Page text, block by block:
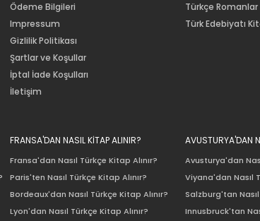
Ödeme Bilgileri
Impressum
Gizlilik Politikası
Şartlar ve Koşullar
İptal İade Koşulları
İletişim
Türkçe Romanlar
Türk Edebiyatı
FRANSA'DAN NASIL KİTAP ALINIR?
Fransa'dan Nasıl Türkçe Kitap Alınır?
Paris'ten Nasıl Türkçe Kitap Alınır?
Bordeaux'dan Nasıl Türkçe Kitap Alınır?
Lyon'dan Nasıl Türkçe Kitap Alınır?
AVUSTURYA'DAN
Avusturya'dan
Viyana'dan Nasıl
Salzburg'tan
Innusbruck'tan